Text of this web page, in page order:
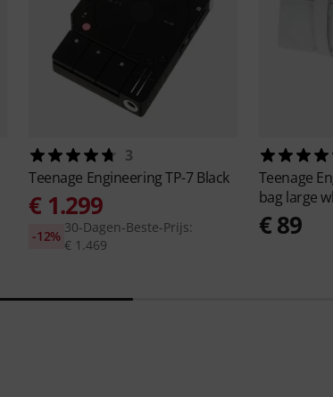
3
Teenage EngineeringTP-7 Black
€ 1.299
30-Dagen-Beste-Prijs:
€ 1.469
-12%
Teenage
bag large
€ 89